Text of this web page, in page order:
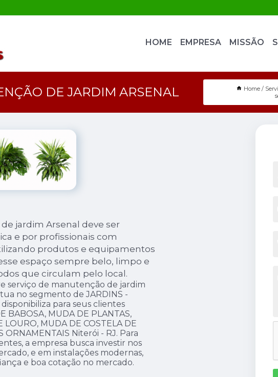
HOME EMPRESA MISSÃO
DE JARDIM ARSENAL Home
jardim Arsenal deve ser
e por profissionais com
produtos e equipamentos
espaço sempre belo, limpo e
que circulam pelo local.
serviço de manutenção de jardim
no segmento de JARDINS -
disponibiliza para seus clientes
BABOSA, MUDA DE PLANTAS,
LOURO, MUDA DE COSTELA DE
ORNAMENTAIS Niterói - RJ. Para
a empresa busca investir nos
e em instalações modernas,
e boa cotação no mercado.